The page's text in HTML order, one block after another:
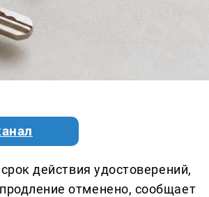
действия удостоверений,
отменено, сообщает